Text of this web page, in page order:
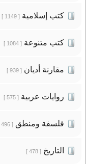
كتب إسلامية[ 1149 ]
كتب متنوعة[ 1084 ]
مقارنة أديان[ 939 ]
روايات عربية[ 575 ]
فلسفة ومنطق[ 496 ]
التاريخ[ 478 ]